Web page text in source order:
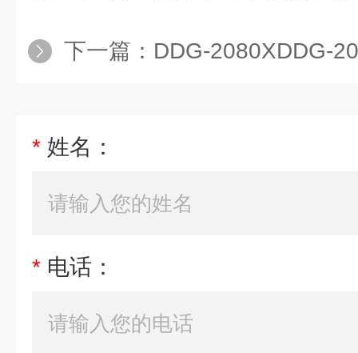
下一篇： DDG-2080XDDG-
* 姓名：
* 电话：